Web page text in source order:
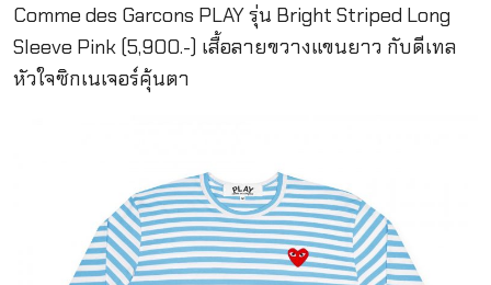
Comme des Garcons PLAY รุ่น Bright Striped Long
Sleeve Pink (5,900.-) เสื้อลายขวางแขนยาว กับดีเทล
หัวใจซิกเนเจอร์คุ้นตา